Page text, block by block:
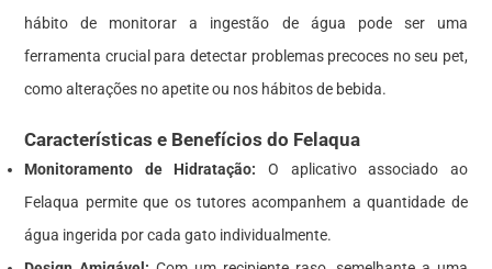
hábito de monitorar a ingestão de água pode ser uma
ferramenta crucial para detectar problemas precoces no seu pet,
como alterações no apetite ou nos hábitos de bebida.
Características e Benefícios do Felaqua
Monitoramento de Hidratação: O aplicativo associado ao
Felaqua permite que os tutores acompanhem a quantidade de
água ingerida por cada gato individualmente.